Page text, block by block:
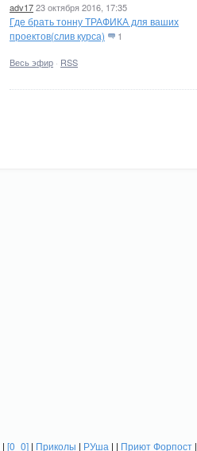
adv1723 октября 2016, 17:35
Где брать тонну ТРАФИКА для ваших
проектов(слив курса)
1
Весь эфир · RSS
| [0_0]| Приколы | РУша | | Приют Форпост|